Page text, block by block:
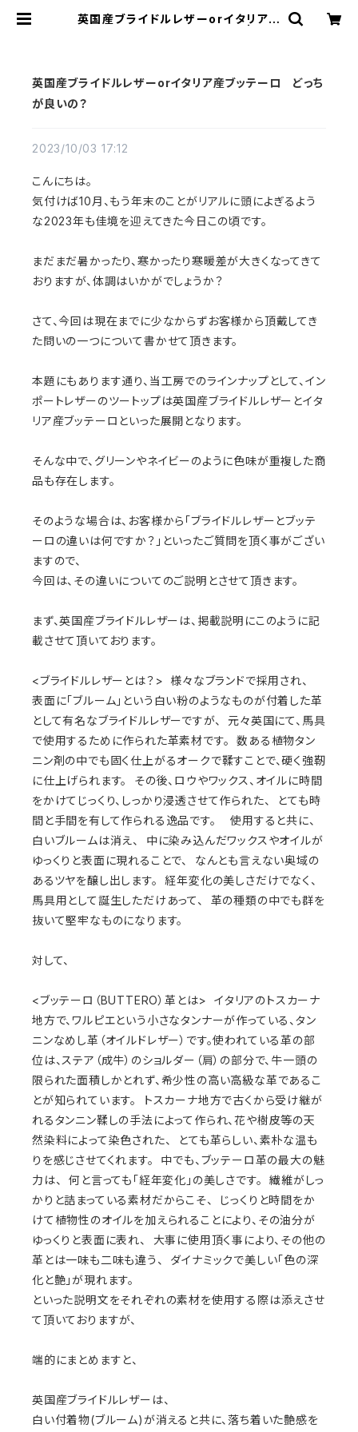
英国産ブライドルレザーorイタリア産
英国産ブライドルレザーorイタリア産ブッテーロ どっち
が良いの？
2023/10/03 17:12
こんにちは。
気付けば10月、もう年末のことがリアルに頭によぎるよう
な2023年も佳境を迎えてきた今日この頃です。
まだまだ暑かったり、寒かったり寒暖差が大きくなってきて
おりますが、体調はいかがでしょうか？
さて、今回は現在までに少なからずお客様から頂戴してき
た問いの一つについて書かせて頂きます。
本題にもあります通り、当工房でのラインナップとして、イン
ポートレザーのツートップは英国産ブライドルレザーとイタ
リア産ブッテーロといった展開となります。
そんな中で、グリーンやネイビーのように色味が重複した商
品も存在します。
そのような場合は、お客様から「ブライドルレザーとブッテ
ーロの違いは何ですか？」といったご質問を頂く事がござい
ますので、
今回は、その違いについてのご説明とさせて頂きます。
まず、英国産ブライドルレザーは、掲載説明にこのように記
載させて頂いております。
<ブライドルレザーとは？> 様々なブランドで採用され、
表面に「ブルーム」という白い粉のようなものが付着した革
として有名なブライドルレザーですが、 元々英国にて、馬具
で使用するために作られた革素材です。 数ある植物タン
ニン剤の中でも固く仕上がるオークで鞣すことで、硬く強靭
に仕上げられます。 その後、ロウやワックス、オイルに時間
をかけてじっくり、しっかり浸透させて作られた、 とても時
間と手間を有して作られる逸品です。 使用すると共に、
白いブルームは消え、 中に染み込んだワックスやオイルが
ゆっくりと表面に現れることで、 なんとも言えない奥域の
あるツヤを醸し出します。 経年変化の美しさだけでなく、
馬具用として誕生しただけあって、 革の種類の中でも群を
抜いて堅牢なものになります。
対して、
<ブッテーロ（BUTTERO）革とは> イタリアのトスカーナ
地方で、ワルピエという小さなタンナーが作っている、タン
ニンなめし革（オイルドレザー）です。使われている革の部
位は、ステア（成牛）のショルダー（肩）の部分で、牛一頭の
限られた面積しかとれず、希少性の高い高級な革であるこ
とが知られています。 トスカーナ地方で古くから受け継が
れるタンニン鞣しの手法によって作られ、花や樹皮等の天
然染料によって染色された、 とても革らしい、素朴な温も
りを感じさせてくれます。 中でも、ブッテーロ革の最大の魅
力は、 何と言っても「経年変化」の美しさです。 繊維がしっ
かりと詰まっている素材だからこそ、 じっくりと時間をか
けて植物性のオイルを加えられることにより、その油分が
ゆっくりと表面に表れ、 大事に使用頂く事により、その他の
革とは一味も二味も違う、 ダイナミックで美しい「色の深
化と艶」が現れます。
といった説明文をそれぞれの素材を使用する際は添えさせ
て頂いておりますが、
端的にまとめますと、
英国産ブライドルレザーは、
白い付着物(ブルーム)が消えると共に、落ち着いた艶感を